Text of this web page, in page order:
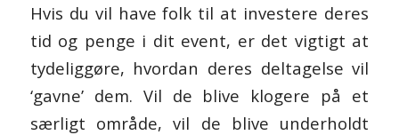
Hvis du vil have folk til at investere deres
tid og penge i dit event, er det vigtigt at
tydeliggøre, hvordan deres deltagelse vil
‘gavne’ dem. Vil de blive klogere på et
særligt område, vil de blive underholdt